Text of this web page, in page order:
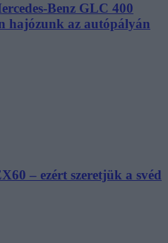
Benz GLC 400
hajózunk az autópályán
– ezért szeretjük a svéd